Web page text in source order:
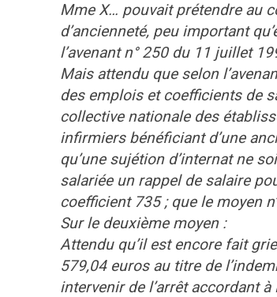
Mme X… pouvait prétendre au
d’ancienneté, peu important
l’avenant n° 250 du 11 juillet
Mais attendu que selon
des emplois et coefficients de
collective nationale des
infirmiers bénéficiant d’une
qu’une sujétion d’internat ne
salariée un rappel de salaire
coefficient 735 ; que le moyen
Sur le deuxième moyen :
Attendu qu’il est encore fait
579,04 euros au titre de
intervenir de l’arrêt accordant